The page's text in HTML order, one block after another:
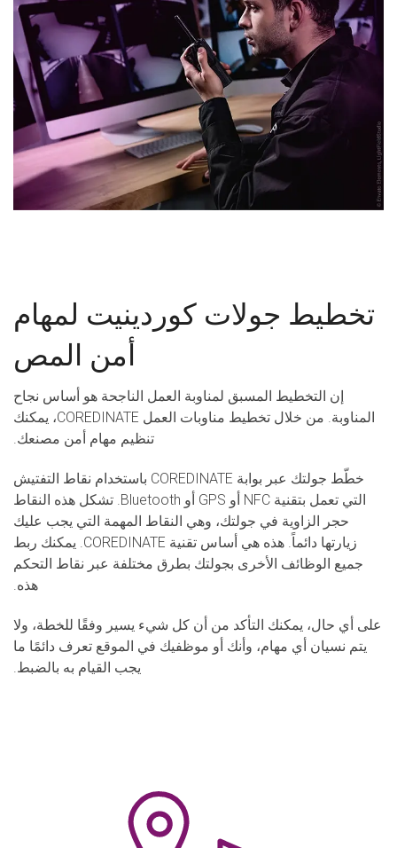
تخطيط جولات كوردينيت لمهام
أمن المص
إن التخطيط المسبق لمناوبة العمل الناجحة هو أساس نجاح
المناوبة. من خلال تخطيط مناوبات العمل COREDINATE، يمكنك
تنظيم مهام أمن مصنعك.
خطّط جولتك عبر بوابة COREDINATE باستخدام نقاط التفتيش
التي تعمل بتقنية NFC أو GPS أو Bluetooth. تشكل هذه النقاط
حجر الزاوية في جولتك، وهي النقاط المهمة التي يجب عليك
زيارتها دائماً. هذه هي أساس تقنية COREDINATE. يمكنك ربط
جميع الوظائف الأخرى بجولتك بطرق مختلفة عبر نقاط التحكم
هذه.
على أي حال، يمكنك التأكد من أن كل شيء يسير وفقًا للخطة، ولا
يتم نسيان أي مهام، وأنك أو موظفيك في الموقع تعرف دائمًا ما
يجب القيام به بالضبط.